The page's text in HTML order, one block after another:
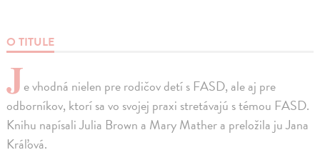
O TITULE
Je vhodná nielen pre rodičov detí s FASD, ale aj pre
odborníkov, ktorí sa vo svojej praxi stretávajú s témou FASD.
Knihu napísali Julia Brown a Mary Mather a preložila ju Jana
Kráľová.